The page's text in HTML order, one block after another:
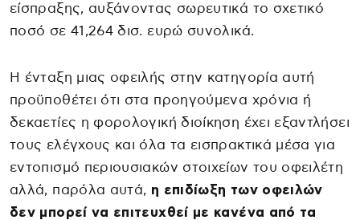
είσπραξης, αυξάνοντας σωρευτικά το σχετικό
ποσό σε 41,264 δισ. ευρώ συνολικά.
Η ένταξη μιας οφειλής στην κατηγορία αυτή
προϋποθέτει ότι στα πρoηγούμενα χρόνια ή
δεκαετίες η φορολογική διοίκηση έχει εξαντλήσει
τους ελέγχους και όλα τα εισπρακτικά μέσα για
εντοπισμό περιουσιακών στοιχείων του οφειλέτη
αλλά, παρόλα αυτά, η επιδίωξη των οφειλών
δεν μπορεί να επιτευχθεί με κανένα από τα